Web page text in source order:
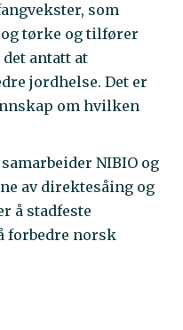
som
tørke og tilfører
antatt at
jordhelse. Det er
om hvilken
NIBIO og
av direktesåing og
å stadfeste
forbedre norsk